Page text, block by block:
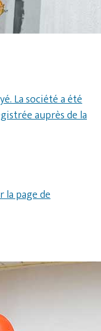
La société a été
auprès de la
la page de